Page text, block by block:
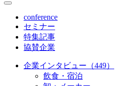
conference
セミナー
特集記事
協賛企業
企業インタビュー（449）
飲食・宿泊